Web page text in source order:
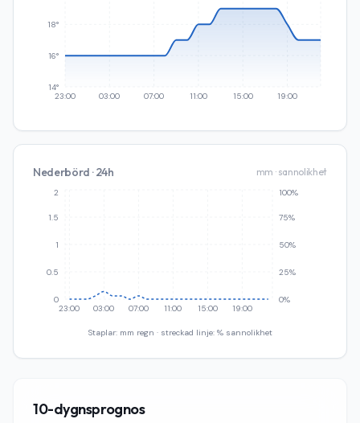
23:00 03:00 07:00 11:00 15:00 19:00
14°
16°
18°
Nederbörd · 24h mm · sannolikhet
23:00 03:00 07:00 11:00 15:00 19:00
0
0.5
1
1.5
2
0%
25%
50%
75%
100%
Staplar: mm regn · streckad linje: % sannolikhet
10-dygnsprognos